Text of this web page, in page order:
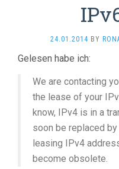
24.01.2014 BY
Gelesen habe ich:
We are contacting
the lease of your
know, IPv4 is in a
soon be replaced
leasing IPv4
become obsolete.